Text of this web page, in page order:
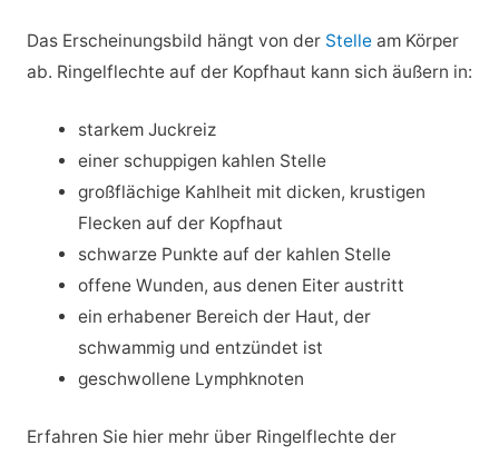
Das Erscheinungsbild hängt von der Stelleam Körper
ab. Ringelflechte auf der Kopfhaut kann sich äußern in:
starkem Juckreiz
einer schuppigen kahlen Stelle
großflächige Kahlheit mit dicken, krustigen
Flecken auf der Kopfhaut
schwarze Punkte auf der kahlen Stelle
offene Wunden, aus denen Eiter austritt
ein erhabener Bereich der Haut, der
schwammig und entzündet ist
geschwollene Lymphknoten
Erfahren Sie hier mehr über Ringelflechte der